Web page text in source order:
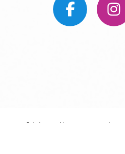
Galería protegida contra capturas de